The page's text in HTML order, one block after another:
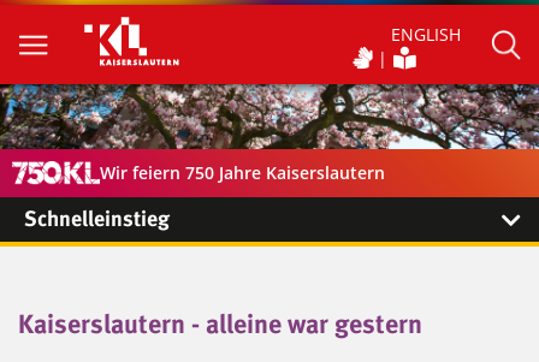
ENGLISH
Wir feiern 750 Jahre Kaiserslautern
Schnelleinstieg
Kaiserslautern - alleine war gestern